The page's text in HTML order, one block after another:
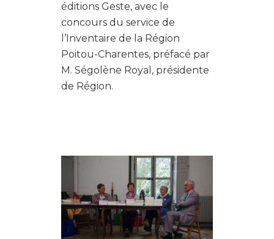
éditions Geste, avec le
concours du service de
l’Inventaire de la Région
Poitou-Charentes, préfacé par
M. Ségolène Royal, présidente
de Région.